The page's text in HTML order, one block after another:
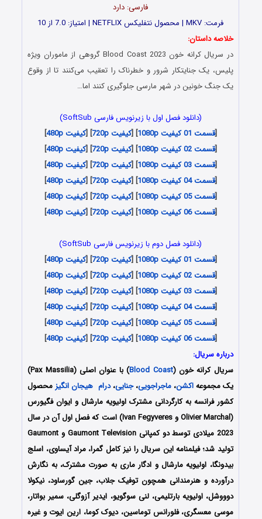
فارسی: دارد
فرمت: MKV | محصول نتفلیکس NETFLIX | امتیاز: 7.0 از 10
خلاصه داستان:
در سریال کرانه خون Blood Coast 2023 گروهی از ماموران ویژه
پلیس، یک جنایتکار شرور و خطرناک را تعقیب می‌کنند تا از وقوع
یک جنگ خونین در شهر مارسی جلوگیری کنند اما…
(دانلود فصل اول با زیرنویس فارسی SoftSub)
[قسمت 01 کیفیت 1080p ]
[کیفیت 720p ] [کیفیت 480p
]
[قسمت 02 کیفیت 1080p ]
[کیفیت 720p ] [کیفیت 480p
]
[قسمت 03 کیفیت 1080p ]
[کیفیت 720p ] [کیفیت 480p
]
[قسمت 04 کیفیت 1080p ]
[کیفیت 720p ] [کیفیت 480p
]
[قسمت 05 کیفیت 1080p ]
[کیفیت 720p ] [کیفیت 480p
]
[قسمت 06 کیفیت 1080p ]
[کیفیت 720p ] [کیفیت 480p ]
(دانلود فصل دوم با زیرنویس فارسی SoftSub)
[قسمت 01 کیفیت 1080p ]
[کیفیت 720p ] [کیفیت 480p
]
[قسمت 02 کیفیت 1080p ]
[کیفیت 720p ] [کیفیت 480p
]
[قسمت 03 کیفیت 1080p ]
[کیفیت 720p ] [کیفیت 480p
]
[قسمت 04 کیفیت 1080p ]
[کیفیت 720p ] [کیفیت 480p
]
[قسمت 05 کیفیت 1080p ]
[کیفیت 720p ] [کیفیت 480p
]
[قسمت 06 کیفیت 1080p ]
[کیفیت 720p ] [کیفیت 480p
]
درباره سریال:
سریال کرانه خون (Blood Coast
) با عنوان اصلی (Pax Massilia)
یک مجموعهاکشن،ماجراجویی،جنایی،درام هیجان انگیز محصول
کشور فرانسه به کارگردانی مشترک اولیویه مارشال و ایوان فگیورس
(Olivier Marchal و Ivan Fegyveres) است که فصل اول آن در سال
2023 میلادی توسط دو کمپانی Gaumont Television و Gaumont
تولید شد؛ فیلمنامه این سریال را نیز کامل گمرا، مراد آیساوی، اسلج
بیدونگا، اولیویه مارشال و ادگار ماری به صورت مشترک، به نگارش
درآورده و هنرمندانی همچون توفیک جلاب، جین گورساود، نیکولا
دوووشل، اولیویه بارتلیمی، لنی سوگویو، ایدیر آزوگلی، سمیر بواتار،
موسی معسگری، فلورانس توماسین، دیوک کوما، ارین ایوت و غیره